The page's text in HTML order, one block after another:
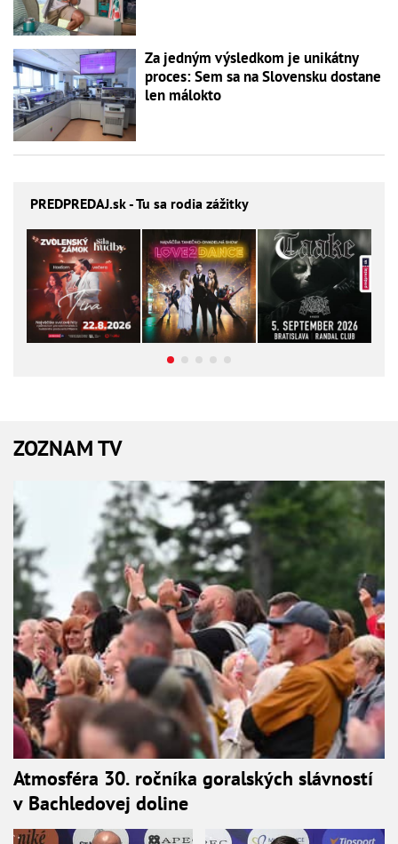
Za jedným výsledkom je unikátny
proces: Sem sa na Slovensku dostane
len málokto
PREDPREDAJ.sk - Tu sa rodia zážitky
ZOZNAM TV
Atmosféra 30. ročníka goralských slávností
v Bachledovej doline